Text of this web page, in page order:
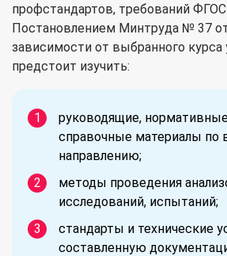
профстандартов, требований
Постановлением Минтруда № 37
зависимости от выбранного
предстоит изучить:
руководящие,
справочные материалы по
направлению;
методы проведения
исследований, испытаний;
стандарты и технические
составленную